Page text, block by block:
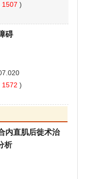
1507 )
碍
1572 )
内直肌后徙术治
析